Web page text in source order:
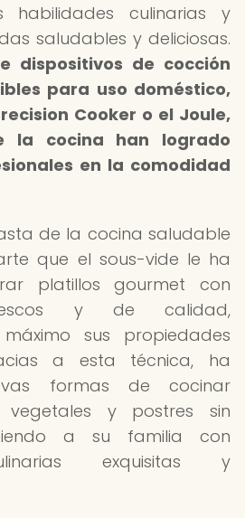
habilidades culinarias y
saludables y deliciosas.
dispositivos de cocción
para uso doméstico,
Cooker o el Joule,
la cocina han logrado
en la comodidad
de la cocina saludable
que el sous-vide le ha
platillos gourmet con
y de calidad,
sus propiedades
a esta técnica, ha
formas de cocinar
vegetales y postres sin
a su familia con
exquisitas y